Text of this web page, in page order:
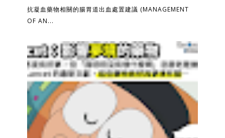
抗凝血藥物相關的腸胃道出血處置建議 (MANAGEMENT
OF AN...